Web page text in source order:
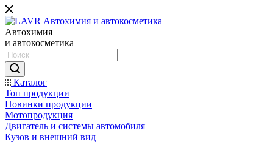
Автохимия
и автокосметика
Каталог
Топ продукции
Новинки продукции
Мотопродукция
Двигатель и системы автомобиля
Кузов и внешний вид